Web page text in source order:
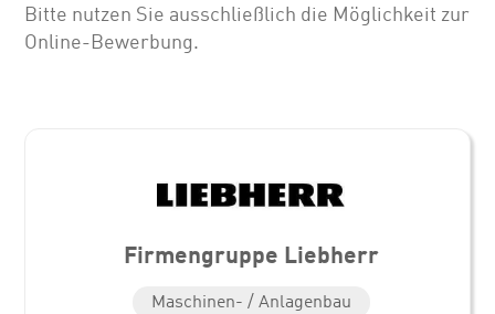
Bitte nutzen Sie ausschließlich die Möglichkeit zur
Online-Bewerbung.
Firmengruppe Liebherr
Maschinen- / Anlagenbau